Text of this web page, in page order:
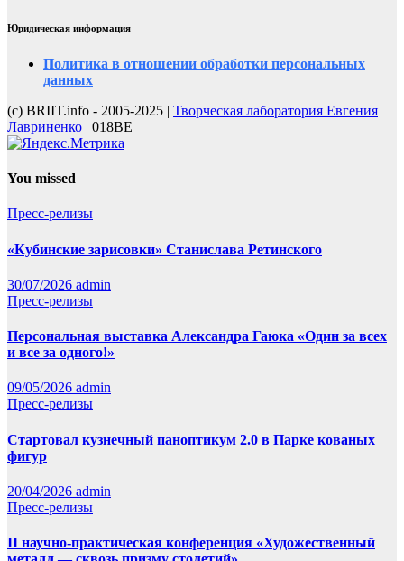
Юридическая информация
Политика в отношении обработки персональных
данных
(с) BRIIT.info - 2005-2025 | Творческая лаборатория Евгения
Лавриненко | 018BE
You missed
Пресс-релизы
«Кубинские зарисовки» Станислава Ретинского
30/07/2026 admin
Пресс-релизы
Персональная выставка Александра Гаюка «Один за всех
и все за одного!»
09/05/2026 admin
Пресс-релизы
Стартовал кузнечный паноптикум 2.0 в Парке кованых
фигур
20/04/2026 admin
Пресс-релизы
II научно-практическая конференция «Художественный